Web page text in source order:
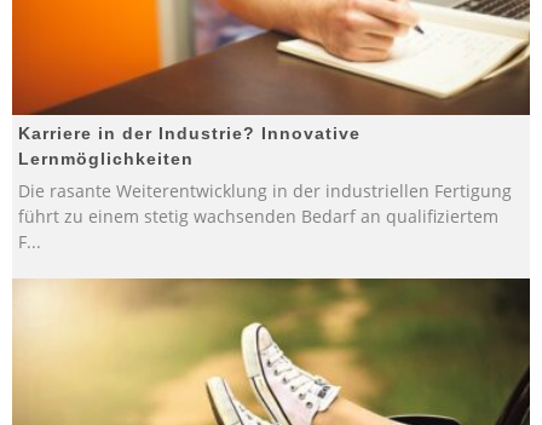
Karriere in der Industrie? Innovative
Lernmöglichkeiten
Die rasante Weiterentwicklung in der industriellen Fertigung
führt zu einem stetig wachsenden Bedarf an qualifiziertem
F...